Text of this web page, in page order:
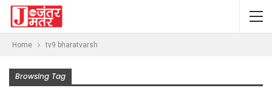
Home tv9 bharatvarsh
Browsing Tag